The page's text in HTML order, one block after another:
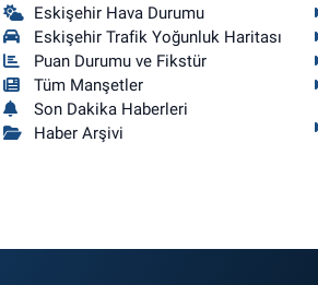
Eskişehir Hava Durumu
Eskişehir Trafik Yoğunluk Haritası
Puan Durumu ve Fikstür
Tüm Manşetler
Son Dakika Haberleri
Haber Arşivi